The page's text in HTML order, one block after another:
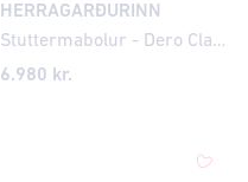
HERRAGARÐURINN
Stuttermabolur - Dero Classic
6.980 kr.